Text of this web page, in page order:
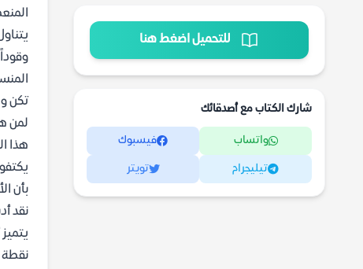
للتحميل اضغط هنا
شارك الكتاب مع أصدقائك
واتساب فيسبوك
تيليجرام تويتر
تكن
لمن
هذا
بأن
نقد
نقطة